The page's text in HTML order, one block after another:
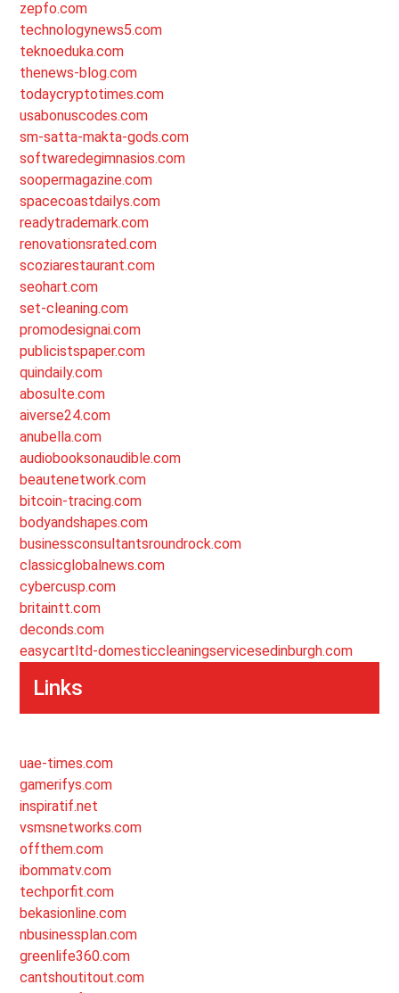
zepfo.com
technologynews5.com
teknoeduka.com
thenews-blog.com
todaycryptotimes.com
usabonuscodes.com
sm-satta-makta-gods.com
softwaredegimnasios.com
soopermagazine.com
spacecoastdailys.com
readytrademark.com
renovationsrated.com
scoziarestaurant.com
seohart.com
set-cleaning.com
promodesignai.com
publicistspaper.com
quindaily.com
abosulte.com
aiverse24.com
anubella.com
audiobooksonaudible.com
beautenetwork.com
bitcoin-tracing.com
bodyandshapes.com
businessconsultantsroundrock.com
classicglobalnews.com
cybercusp.com
britaintt.com
deconds.com
easycartltd-domesticcleaningservicesedinburgh.com
Links
uae-times.com
gamerifys.com
inspiratif.net
vsmsnetworks.com
offthem.com
ibommatv.com
techporfit.com
bekasionline.com
nbusinessplan.com
greenlife360.com
cantshoutitout.com